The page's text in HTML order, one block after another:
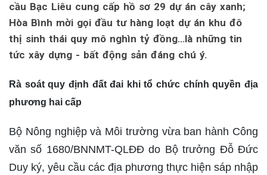
cầu Bạc Liêu cung cấp hồ sơ 29 dự án cây xanh;
Hòa Bình mời gọi đầu tư hàng loạt dự án khu đô
thị sinh thái quy mô nghìn tỷ đồng…là những tin
tức xây dựng - bất động sản đáng chú ý.
Rà soát quy định đất đai khi tổ chức chính quyền địa
phương hai cấp
Bộ Nông nghiệp và Môi trường vừa ban hành Công
văn số 1680/BNNMT-QLĐĐ do Bộ trưởng Đỗ Đức
Duy ký, yêu cầu các địa phương thực hiện sáp nhập